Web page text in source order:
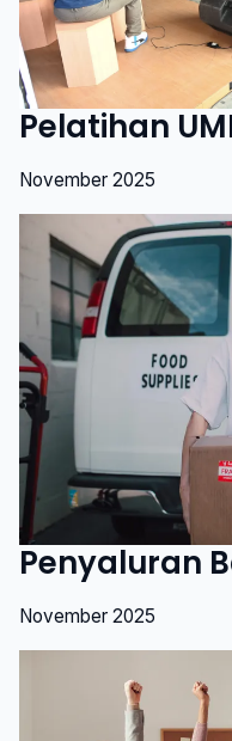
Pelatihan
November 2025
Penyaluran
November 2025